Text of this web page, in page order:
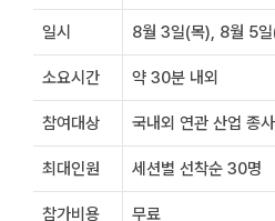
일시 8월 3일(목), 8월 5
소요시간 약 30분 내외
참여대상 국내외 연관 산업 종
최대인원 세션별 선착순 30명
참가비용 무료